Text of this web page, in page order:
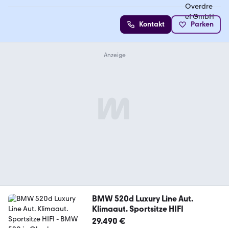
Kontakt Parken
BMW 520d Luxury Line Aut.
Klimaaut. Sportsitze HIFI
29.490 €